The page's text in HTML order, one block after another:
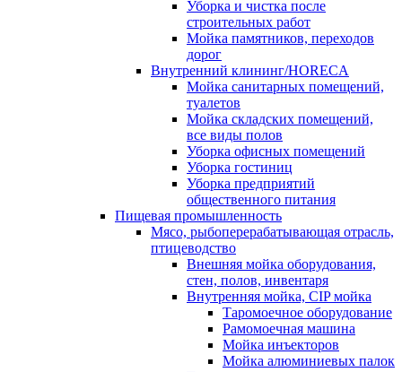
Уборка и чистка после
строительных работ
Мойка памятников, переходов
дорог
Внутренний клининг/HORECA
Мойка санитарных помещений,
туалетов
Мойка складских помещений,
все виды полов
Уборка офисных помещений
Уборка гостиниц
Уборка предприятий
общественного питания
Пищевая промышленность
Мясо, рыбоперерабатывающая отрасль,
птицеводство
Внешняя мойка оборудования,
стен, полов, инвентаря
Внутренняя мойка, CIP мойка
Таромоечное оборудование
Рамомоечная машина
Мойка инъекторов
Мойка алюминиевых палок